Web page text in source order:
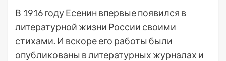
В 1916 году Есенин впервые появился в
литературной жизни России своими
стихами. И вскоре его работы были
опубликованы в литературных журналах и